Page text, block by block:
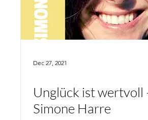
Dec 27, 2021
Unglück ist wertvoll
Simone Harre